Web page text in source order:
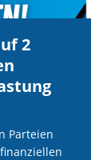
2
Parteien